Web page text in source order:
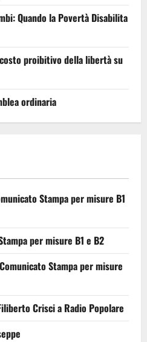
Quando la Povertà Disabilita
proibitivo della libertà su
ordinaria
Stampa per misure B1
per misure B1 e B2
Comunicato Stampa per misure
Crisci a Radio Popolare